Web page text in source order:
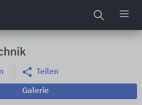
Teilen
Galerie